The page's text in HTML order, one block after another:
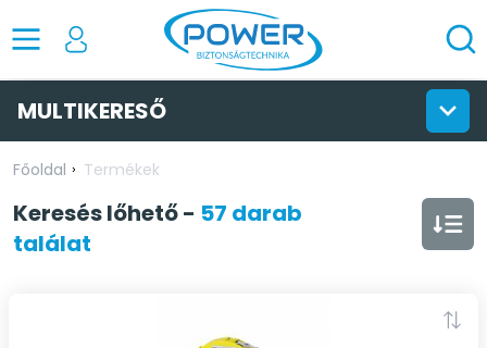
MULTIKERESŐ
Főoldal Termékek
Kereséslőhető- 57 darab
találat